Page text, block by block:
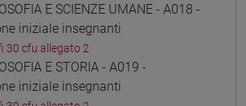
E SCIENZE UMANE - A018 -
iniziale insegnanti
30 cfu allegato 2
E STORIA - A019 -
iniziale insegnanti